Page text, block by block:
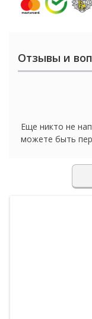
Отзывы и
Еще никто не
можете быть